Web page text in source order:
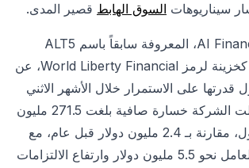
سيناريوهات السوق الهابط قصير المدى.
كشفت شركة AI Financial، المعروفة سابقاً باسم ALT5
Sigma والمعتمدة كخزينة لرمز World Liberty Financial، عن
على الاستمرار خلال الأشهر الاثني
عشر المقبلة. سجلت الشركة خسارة صافية بلغت 271.5 مليون
دولار في الربع الأول، مقارنة بـ 2.4 مليون دولار قبل عام، مع
عجز رأس المال العامل نحو 5.5 مليون دولار وارتفاع الالتزامات